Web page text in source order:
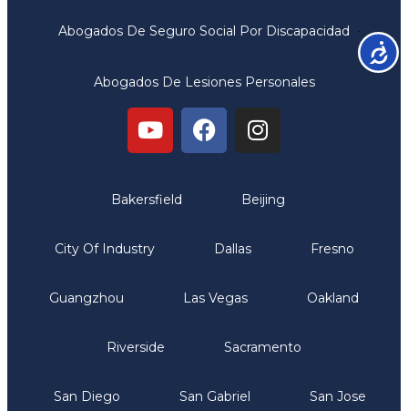
Abogados De Seguro Social Por Discapacidad
Abogados De Lesiones Personales
Bakersfield Beijing
City Of Industry Dallas Fresno
Guangzhou Las Vegas Oakland
Riverside Sacramento
San Diego San Gabriel San Jose